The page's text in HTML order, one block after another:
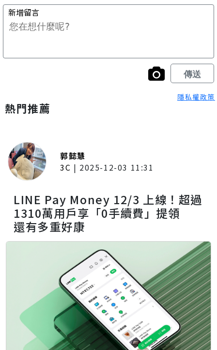
隱私權政策
熱門推薦
郭懿慧
3C | 2025-12-03 11:31
LINE Pay Money 12/3 上線！超過
1310萬用戶享「0手續費」提領
還有多重好康